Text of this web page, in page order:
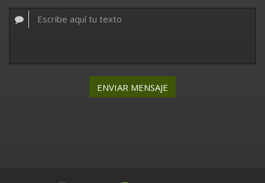
ENVIAR MENSAJE